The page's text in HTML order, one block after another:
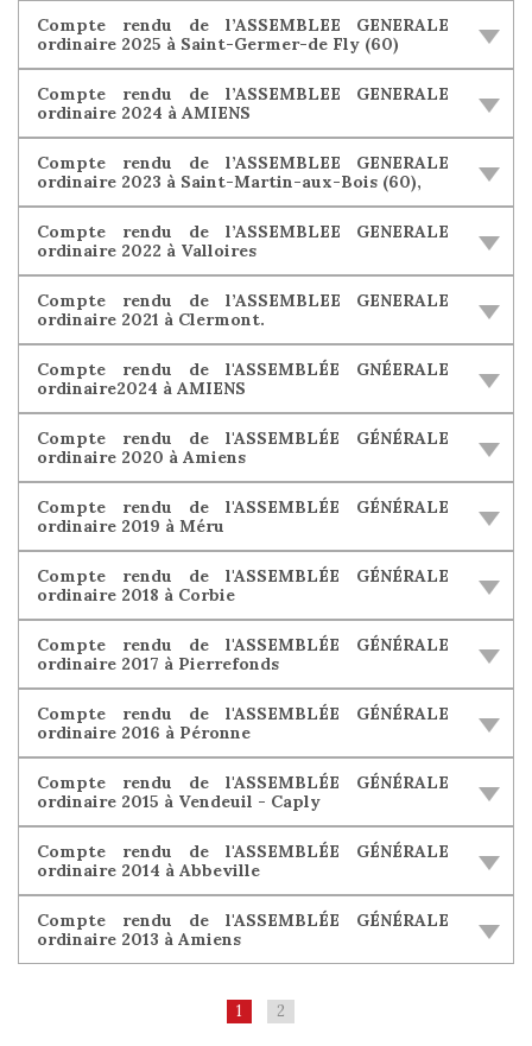
Compte rendu de l’ASSEMBLEE GENERALE
ordinaire 2025 à Saint-Germer-de Fly (60)
Compte rendu de l’ASSEMBLEE GENERALE
ordinaire 2024 à AMIENS
Compte rendu de l’ASSEMBLEE GENERALE
ordinaire 2023 à Saint-Martin-aux-Bois (60),
Compte rendu de l’ASSEMBLEE GENERALE
ordinaire 2022 à Valloires
Compte rendu de l’ASSEMBLEE GENERALE
ordinaire 2021 à Clermont.
Compte rendu de l'ASSEMBLÉE GNÉERALE
ordinaire2024 à AMIENS
Compte rendu de l'ASSEMBLÉE GÉNÉRALE
ordinaire 2020 à Amiens
Compte rendu de l'ASSEMBLÉE GÉNÉRALE
ordinaire 2019 à Méru
Compte rendu de l'ASSEMBLÉE GÉNÉRALE
ordinaire 2018 à Corbie
Compte rendu de l'ASSEMBLÉE GÉNÉRALE
ordinaire 2017 à Pierrefonds
Compte rendu de l'ASSEMBLÉE GÉNÉRALE
ordinaire 2016 à Péronne
Compte rendu de l'ASSEMBLÉE GÉNÉRALE
ordinaire 2015 à Vendeuil - Caply
Compte rendu de l'ASSEMBLÉE GÉNÉRALE
ordinaire 2014 à Abbeville
Compte rendu de l'ASSEMBLÉE GÉNÉRALE
ordinaire 2013 à Amiens
1 2